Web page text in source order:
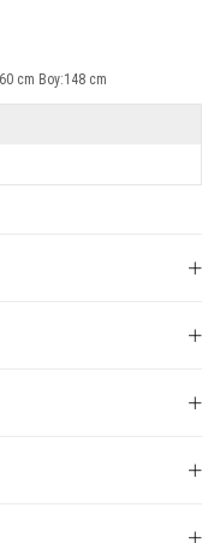
cm Boy:148 cm